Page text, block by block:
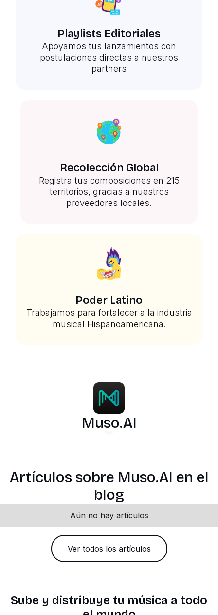
Playlists Editoriales
Apoyamos tus lanzamientos con
postulaciones directas a nuestros
partners
Recolección Global
Registra tus composiciones en 215
territorios, gracias a nuestros
proveedores locales.
Poder Latino
Trabajamos para fortalecer a la industria
musical Hispanoamericana.
Muso.AI
Artículos sobre Muso.AI en el
blog
Aún no hay artículos
Ver todos los artículos
Sube y distribuye tu música a todo